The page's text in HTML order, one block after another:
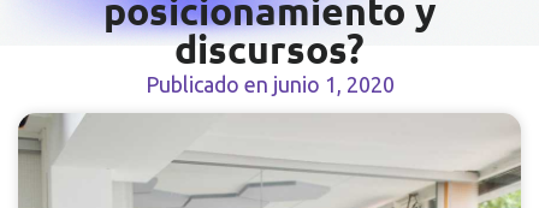
posicionamiento y
discursos?
Publicado en junio 1, 2020